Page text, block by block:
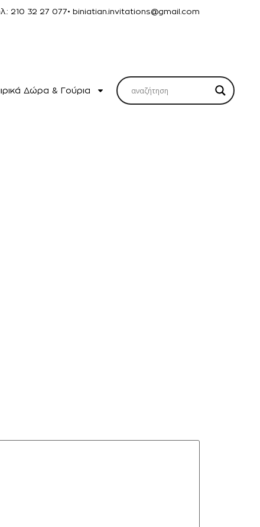
210 32 27 077• biniatian.invitations@gmail.com
Δώρα & Γούρια